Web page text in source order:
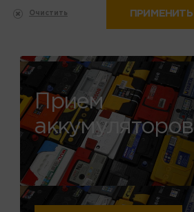
Очистить ПРИМЕНИТЬ
Прием
аккумуляторов